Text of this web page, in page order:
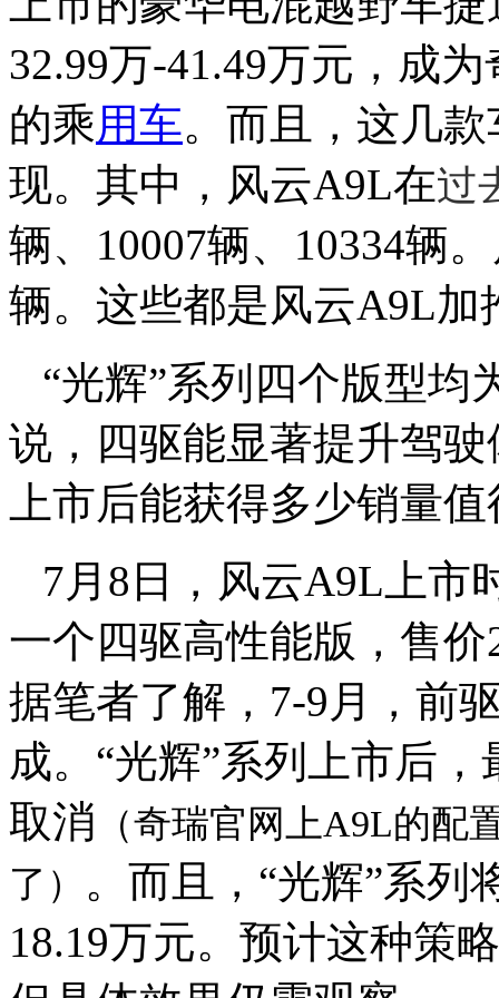
32.99万-41.49万元，成
的乘用车。而且，这几
现。其中， 风云A9L在过
辆、10007辆、10334辆
辆。这些都是风云A9L加
“光辉”系列四个版型均
说，四驱能显著提升驾
上市后能获得多少销量
7月8日，风云A9L上市
一个四驱高性能版，售
据笔者了解，7-9月，前
成。“光辉”系列上市后
取消 （奇瑞官网上A9L的配
了）
。而且，“光辉”系列
18.19万元。预计这种策